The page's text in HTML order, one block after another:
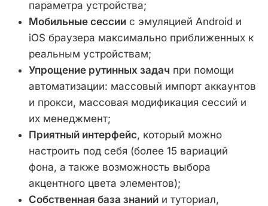
параметра устройства;
Мобильные сессии с эмуляцией Android и
iOS браузера максимально приближенных к
реальным устройствам;
Упрощение рутинных задач при помощи
автоматизации: массовый импорт аккаунтов
и прокси, массовая модификация сессий и
их менеджмент;
Приятный интерфейс, который можно
настроить под себя (более 15 вариаций
фона, а также возможность выбора
акцентного цвета элементов);
Собственная база знаний и туториал,